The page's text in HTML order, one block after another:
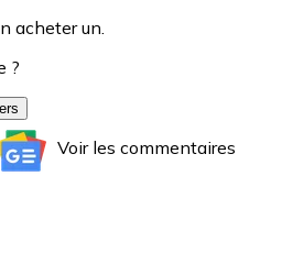
acheter un.
?
Voir les commentaires